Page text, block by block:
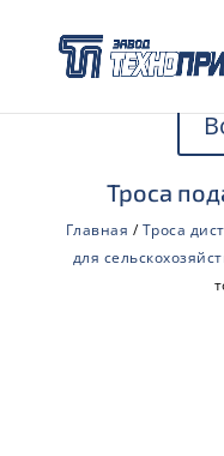
Троса
Главная /Троса
для